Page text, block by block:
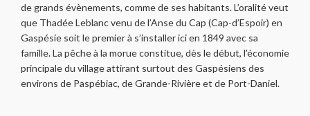
de grands évènements, comme de ses habitants. L’oralité veut
que Thadée Leblanc venu de l’Anse du Cap (Cap-d’Espoir) en
Gaspésie soit le premier à s’installer ici en 1849 avec sa
famille. La pêche à la morue constitue, dès le début, l’économie
principale du village attirant surtout des Gaspésiens des
environs de Paspébiac, de Grande-Rivière et de Port-Daniel.